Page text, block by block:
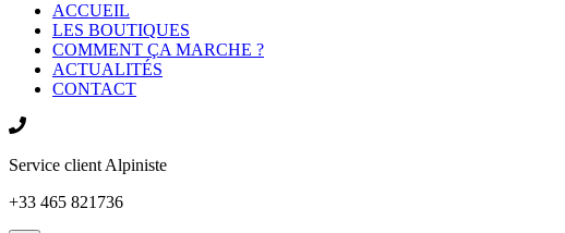
ACCUEIL
LES BOUTIQUES
COMMENT ÇA MARCHE ?
ACTUALITÉS
CONTACT
Service client Alpiniste
+33 465 821736